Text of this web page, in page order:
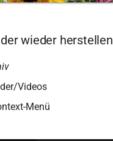
wieder herstellen
Videos
Menü